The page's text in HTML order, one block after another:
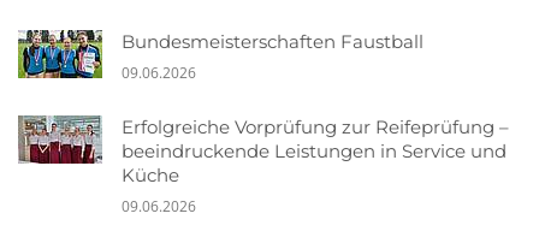
Bundesmeisterschaften Faustball
09.06.2026
Erfolgreiche Vorprüfung zur Reifeprüfung –
beeindruckende Leistungen in Service und
Küche
09.06.2026